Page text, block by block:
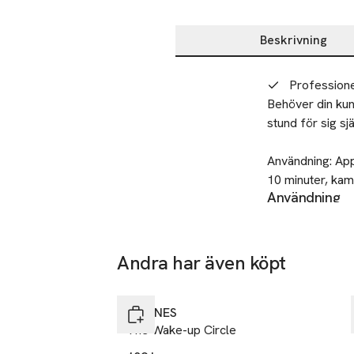
Beskrivning
Beskrivning
Behöver din
stund för sig
Användning:
10 minuter,
Den
Användning
Tillverkare
Via Don
Parma 8PR
Andra har även köpt
DAVINES
The Wake-up Circle